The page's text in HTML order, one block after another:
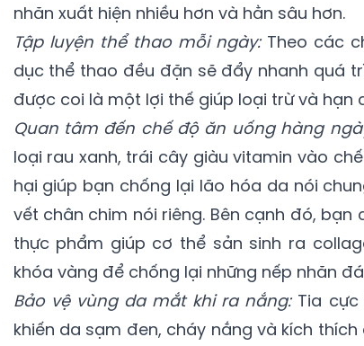
nhăn xuất hiện nhiều hơn và hằn sâu hơn.
Tập luyện thể thao mỗi ngày: Theo các
dục thể thao đều đặn sẽ đẩy nhanh quá
được coi là một lợi thế giúp loại trừ và hạn
Quan tâm đến chế độ ăn uống hàng
loại rau xanh, trái cây giàu vitamin vào
hại giúp bạn chống lại lão hóa da nói
vết chân chim nói riêng. Bên cạnh đó,
thực phẩm giúp cơ thể sản sinh ra
khóa vàng để chống lại những nếp nhăn
Bảo vệ vùng da mắt khi ra nắng:Tia cực
khiến da sạm đen, cháy nắng và kích